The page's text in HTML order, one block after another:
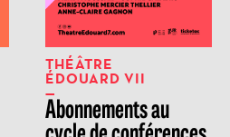
THÉÂTRE
ÉDOUARD VII
Abonnements au